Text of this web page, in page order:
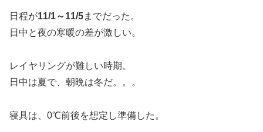
日程が11/1～11/5までだった。
日中と夜の寒暖の差が激しい。
レイヤリングが難しい時期。
日中は夏で、朝晩は冬だ。。。
寝具は、0℃前後を想定し準備した。